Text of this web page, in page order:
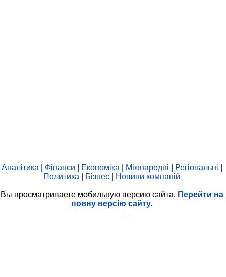
Аналітика Фінанси Економіка Міжнародні Регіональні
Политика
Бізнес Новини компаній
Вы просматриваете мобильную версию сайта. Перейти на
повну версію сайту.